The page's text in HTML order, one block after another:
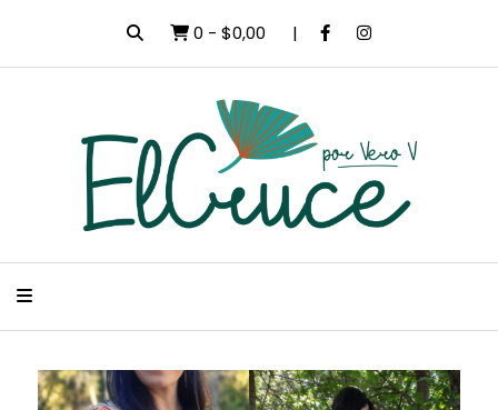
0 - $0,00